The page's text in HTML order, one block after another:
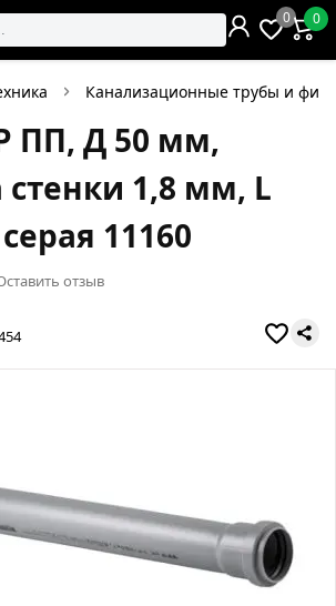
0 0
Канализационные трубы и
ПП, Д 50 мм,
1,8 мм, L
11160
отзыв